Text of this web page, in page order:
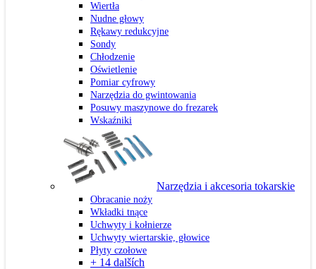
Wiertła
Nudne głowy
Rękawy redukcyjne
Sondy
Chłodzenie
Oświetlenie
Pomiar cyfrowy
Narzędzia do gwintowania
Posuwy maszynowe do frezarek
Wskaźniki
Narzędzia i akcesoria tokarskie
Obracanie noży
Wkładki tnące
Uchwyty i kołnierze
Uchwyty wiertarskie, głowice
Płyty czołowe
+ 14 dalších